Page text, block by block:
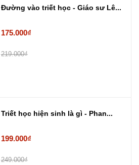
Đường vào triết học - Giáo sư Lê...
175.000₫
219.000₫
Triết học hiện sinh là gì - Phan...
199.000₫
249.000₫